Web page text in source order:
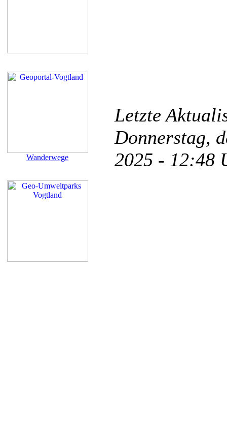
Wanderwege
Letzte
Donnerstag,
2025 -